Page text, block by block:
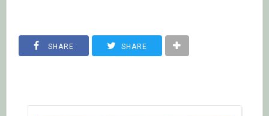
SHARE SHARE